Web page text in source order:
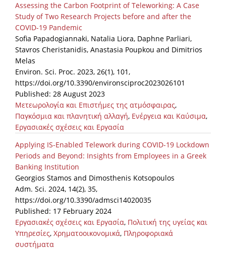
Assessing the Carbon Footprint of Teleworking: A Case
Study of Two Research Projects before and after the
COVID-19 Pandemic
Sofia Papadogiannaki, Natalia Liora, Daphne Parliari,
Stavros Cheristanidis, Anastasia Poupkou and Dimitrios
Melas
Environ. Sci. Proc. 2023, 26(1), 101,
https://doi.org/10.3390/environsciproc2023026101
Published: 28 August 2023
Μετεωρολογία και Επιστήμες της ατμόσφαιρας,
Παγκόσμια και πλανητική αλλαγή, Ενέργεια και Καύσιμα,
Εργασιακές σχέσεις και Εργασία
Applying IS-Enabled Telework during COVID-19 Lockdown
Periods and Beyond: Insights from Employees in a Greek
Banking Institution
Georgios Stamos and Dimosthenis Kotsopoulos
Adm. Sci. 2024, 14(2), 35,
https://doi.org/10.3390/admsci14020035
Published: 17 February 2024
Εργασιακές σχέσεις και Εργασία, Πολιτική της υγείας και
Υπηρεσίες, Χρηματοοικονομικά, Πληροφοριακά
συστήματα